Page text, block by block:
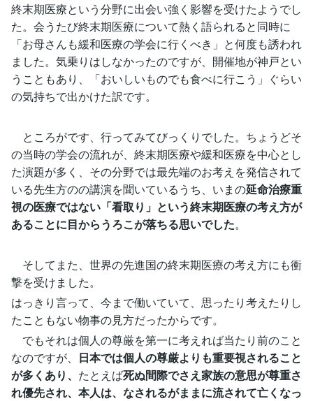
終末期医療という分野に出会い強く影響を受けたようでし
た。会うたび終末期医療について熱く語られると同時に
「お母さんも緩和医療の学会に行くべき」と何度も誘われ
ました。気乗りはしなかったのですが、開催地が神戸とい
うこともあり、「おいしいものでも食べに行こう」ぐらい
の気持ちで出かけた訳です。
ところがです、行ってみてびっくりでした。ちょうどそ
の当時の学会の流れが、終末期医療や緩和医療を中心とし
た演題が多く、その分野では最先端のお考えを発信されて
いる先生方のの講演を聞いているうち、いまの延命治療重
視の医療ではない「看取り」という終末期医療の考え方が
あることに目からうろこが落ちる思いでした。
そしてまた、世界の先進国の終末期医療の考え方にも衝
撃を受けました。
はっきり言って、今まで働いていて、思ったり考えたりし
たこともない物事の見方だったからです。
でもそれは個人の尊厳を第一に考えれば当たり前のこと
なのですが、 日本では個人の尊厳よりも重要視されること
が多くあり、 たとえば死ぬ間際でさえ家族の意思が尊重さ
れ優先され、本人は、なされるがままに流されて亡くなっ